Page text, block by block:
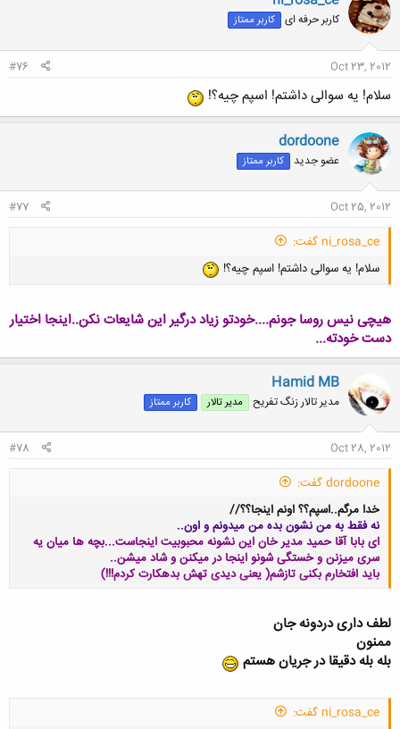
کاربر حرفه ای کاربر ممتاز
Oct 23, 2012
#76
سلام! یه سوالی داشتم! اسپم چیه؟!
dordoone
عضو جدید کاربر ممتاز
Oct 25, 2012
#77
ni_rosa_ce گفت:
سلام! یه سوالی داشتم! اسپم چیه؟!
هیچی نیس روسا جونم....خودتو زیاد درگیر این شایعات نکن..اینجا اختیار
دست خودته...
Hamid MB
مدیر تالار زنگ تفریح مدیر تالار کاربر ممتاز
Oct 28, 2012
#78
dordoone گفت:
خدا مرگم..اسپم؟؟ اونم اینجا؟؟//
نه فقط به من نشون بده من میدونم و اون..
ای بابا آقا حمید مدیر خان این نشونه محبوبیت اینجاست...بچه ها میان یه
سری میزنن و خستگی شونو اینجا در میکنن و شاد میشن..
باید افتخارم بکنی تازشم( یعنی دیدی تهش بدهکارت کردم!!!)
لطف داری دردونه جان
ممنون
بله بله دقیقا در جریان هستم
ni_rosa_ce گفت: